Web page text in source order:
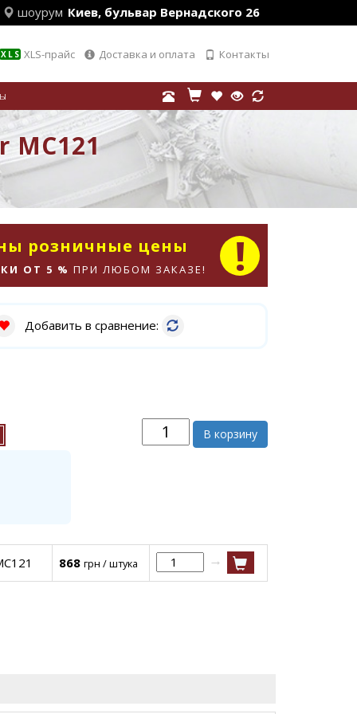
шоурум Киев, бульвар Вернадского 26
XLS XLS-прайс Доставка и оплата Контакты
MC121
розничные цены
ОТ 5 % ПРИ ЛЮБОМ ЗАКАЗЕ!
Добавить в сравнение:
В корзину
868 грн / штука →